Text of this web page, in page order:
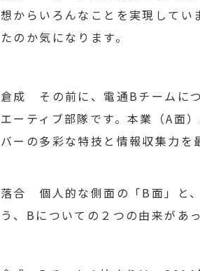
想からいろんなことを実現して
たのか気になります。
倉成 その前に、電通Bチームに
エーティブ部隊です。本業（A面
バーの多彩な特技と情報収集力を
落合 個人的な側面の「B面」と
う、Bについての２つの由来があ